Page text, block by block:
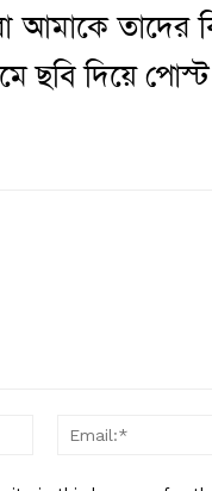
আমাকে
ছবি দিয়ে
Name:*